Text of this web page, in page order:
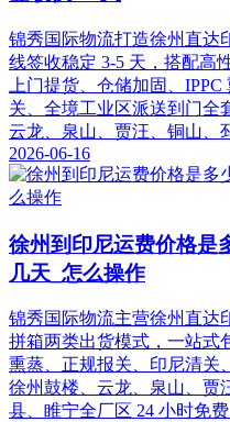
锦秀国际物流打造徐州直达
线签收稳定 3-5 天，搭配高
上门提货、仓储加固、
关、全境工业区派送到门全
云龙、泉山、贾汪、铜山、
2026-06-16
徐州到印尼运费价格是
几天_怎么操作
锦秀国际物流主营徐州直达
拼箱两类出货模式，一站式
熏蒸、正规报关、印尼清关
徐州鼓楼、云龙、泉山、贾
县、睢宁全厂区 24 小时免